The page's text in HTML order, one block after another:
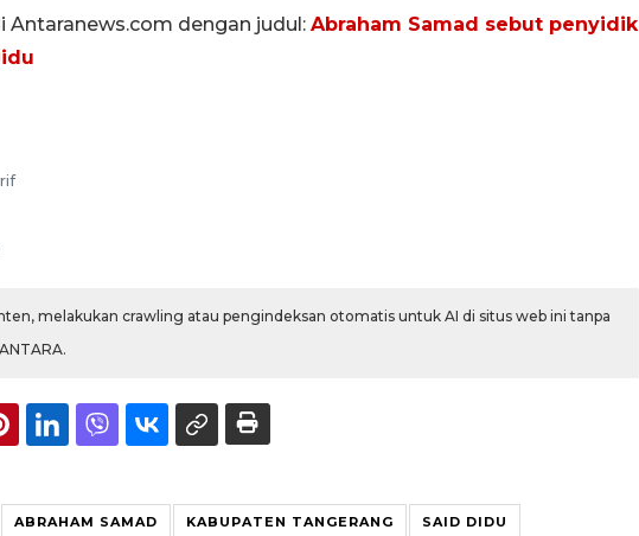
Antaranews.com dengan judul: Abraham Samad sebut penyidik
melakukan crawling atau pengindeksan otomatis untuk AI di situs web ini tanpa
ABRAHAM SAMAD KABUPATEN TANGERANG SAID DIDU